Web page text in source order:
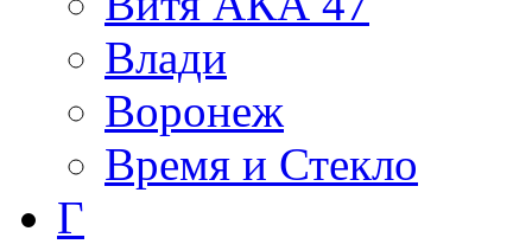
Влади
Воронеж
Время и Стекло
Г